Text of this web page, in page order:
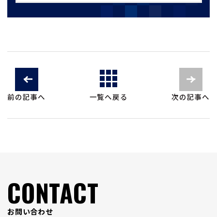
前の記事へ 一覧へ戻る 次の記事へ
CONTACT
お問い合わせ